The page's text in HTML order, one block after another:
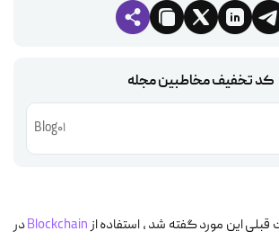
کد تخفیف مخاطبین مجله
Blog01
این مورد گفته شد ، استفاده ازBlockchainدر